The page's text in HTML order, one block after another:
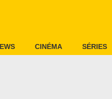
CINÉMA SÉRIES